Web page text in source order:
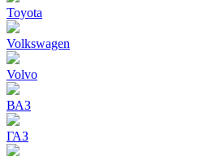
Toyota
Volkswagen
Volvo
ВАЗ
ГАЗ